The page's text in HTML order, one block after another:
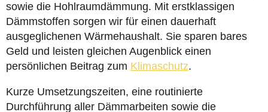
sowie die Hohlraumdämmung. Mit erstklassigen
Dämmstoffen sorgen wir für einen dauerhaft
ausgeglichenen Wärmehaushalt. Sie sparen bares
Geld und leisten gleichen Augenblick einen
persönlichen Beitrag zum Klimaschutz.
Kurze Umsetzungszeiten, eine routinierte
Durchführung aller Dämmarbeiten sowie die